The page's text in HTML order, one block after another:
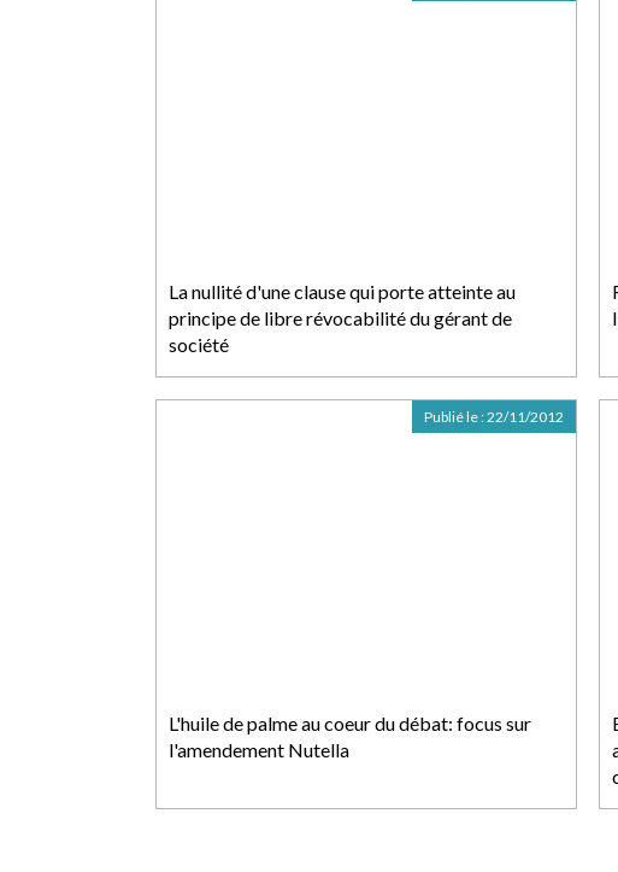
La nullité d'une clause qui porte atteinte au
principe de libre révocabilité du gérant de
société
L'huile de palme au coeur du débat: focus sur
l'amendement Nutella
Publié le :22/11/2012